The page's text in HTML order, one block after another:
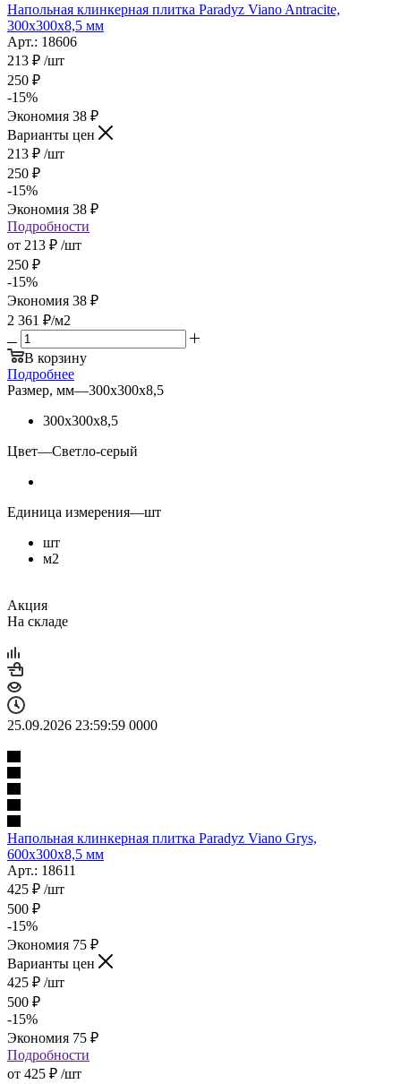
Напольная клинкерная плитка Paradyz Viano Antracite,
300x300x8,5 мм
Арт.: 18606
213 ₽ /шт
250 ₽
-15%
Экономия 38 ₽
Варианты цен
213 ₽ /шт
250 ₽
-15%
Экономия 38 ₽
Подробности
от 213 ₽ /шт
250 ₽
-15%
Экономия 38 ₽
2 361 ₽/м2
В корзину
Подробнее
Размер, мм—300х300х8,5
300х300х8,5
Цвет—Светло-серый
Единица измерения—шт
шт
м2
Акция
На складе
25.09.2026 23:59:59 0000
Напольная клинкерная плитка Paradyz Viano Grys,
600x300x8,5 мм
Арт.: 18611
425 ₽ /шт
500 ₽
-15%
Экономия 75 ₽
Варианты цен
425 ₽ /шт
500 ₽
-15%
Экономия 75 ₽
Подробности
от 425 ₽ /шт